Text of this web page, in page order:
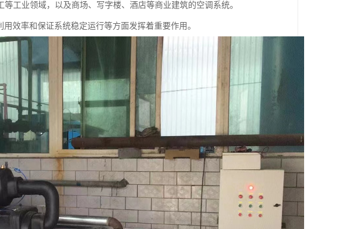
工业领域，以及商场、写字楼、酒店等商业建筑的空调系统。
效率和保证系统稳定运行等方面发挥着重要作用。